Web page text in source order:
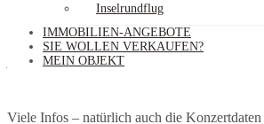
Inselrundflug
IMMOBILIEN-ANGEBOTE
SIE WOLLEN VERKAUFEN?
MEIN OBJEKT
auf Sylt einen Kultstatus erspielt. Mit einem
den Hits der 50’er und 60’er Jahre
jährlich stattfindeten Sommerkonzerten ihre
Viele Infos – natürlich auch die